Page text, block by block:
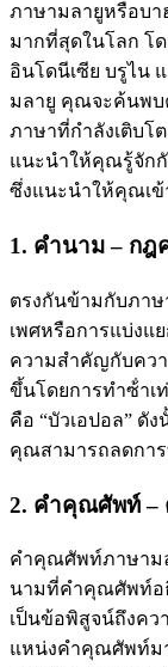
ภาษามลายูหรือบ
มากที่สุดในโลก โ
อินโดนีเซีย บรูไน
มลายู คุณจะค้นพบ
ภาษาที่กำลังเติบโ
แนะนําให้คุณรู้จัก
ซึ่งแนะนําให้คุณเ
1. คํานาม – กฎ
ตรงกันข้ามกับภา
เพศหรือการแบ่งแ
ความสําคัญกับควา
ขึ้นโดยการทําซ้ําเ
คือ “บัวเอปอล” ดัง
คุณสามารถลดการ
2. คําคุณศัพท์ –
คำคุณศัพท์ภาษามล
นามที่คำคุณศัพท์อธิ
เป็นข้อพิสูจน์ถึงคว
แหน่งคําคุณศัพท์ม